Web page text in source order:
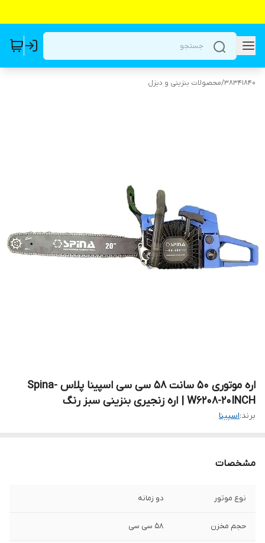
38341840
/محصولات بنزینی و دیزل
اره موتوری ۵۰ سانت 58 سی سی اسپینا پلاس Spina-
W6208-20INCH | اره زنجیری بنزینی سبز رنگ
برند:اسپینا
مشخصات
نوع موتور دو زمانه
حجم مخزن ۵۸ سی سی